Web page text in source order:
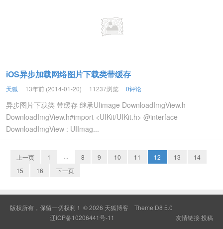
iOS异步加载网络图片下载类带缓存
天狐 13年前 (2014-01-20) 11237浏览 0评论
异步图片下载类 带缓存 继承UIimage DownloadImgView.h
DownloadImgView.h#import <UIKit/UIKit.h> @interface
DownloadImgView : UIImag...
上一页 1 ··· 8 9 10 11 12 13
14
15
16 下一页
版权所有，保留一切权利！ © 2026 天狐博客 Theme D8 5.0
辽ICP备10206441号-11
友情链接投稿